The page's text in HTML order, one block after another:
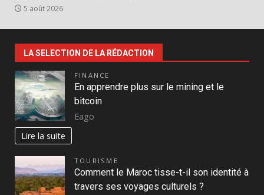
5 août 2026
LA SELECTION DE LA RÉDACTION
FINANCE
En apprendre plus sur le mining et le
bitcoin
Eago
Lire la suite
TOURISME
Comment le Maroc tisse-t-il son identité à
travers ses voyages culturels ?